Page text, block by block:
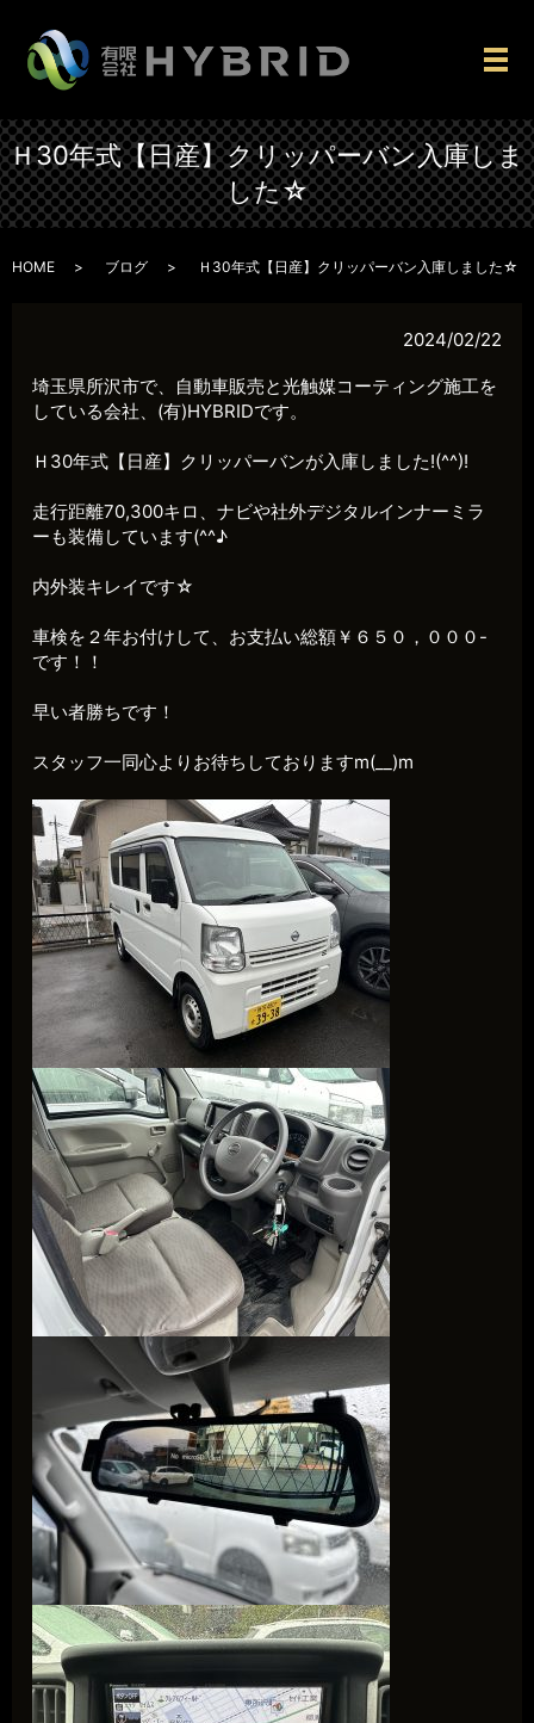
メ
Ｈ30年式【日産】クリッパーバン入庫しま
した☆
HOME ブログ Ｈ30年式【日産】クリッパーバン入庫しました☆
2024/02/22
埼玉県所沢市で、自動車販売と光触媒コーティング施工を
している会社、(有)HYBRIDです。
Ｈ30年式【日産】クリッパーバンが入庫しました!(^^)!
走行距離70,300キロ、ナビや社外デジタルインナーミラ
ーも装備しています(^^♪
内外装キレイです☆
車検を２年お付けして、お支払い総額￥６５０，０００-
です！！
早い者勝ちです！
スタッフ一同心よりお待ちしておりますm(__)m